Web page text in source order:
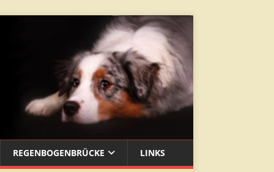
REGENBOGENBRÜCKE LINKS